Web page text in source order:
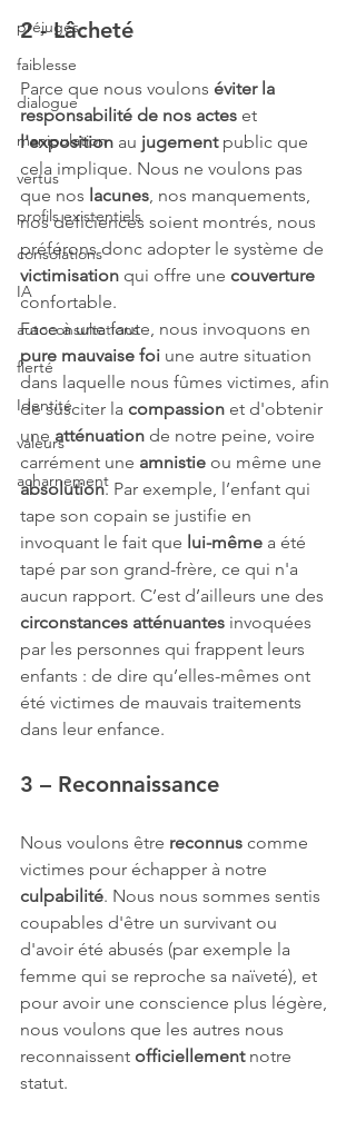
préjugés
faiblesse
dialogue
manipulation
vertus
profils existentiels
consolations
IA
autoconsultations
fierté
Identité
valeurs
acharnement
2 - Lâcheté
Parce que nous voulons éviter la
responsabilité de nos actes et
l'exposition au jugement public que
cela implique. Nous ne voulons pas
que nos lacunes, nos manquements,
nos déficiences soient montrés, nous
préférons donc adopter le système de
victimisation qui offre une couverture
confortable.
Face à une faute, nous invoquons en
pure mauvaise foi une autre situation
dans laquelle nous fûmes victimes, afin
de susciter la compassion et d'obtenir
une atténuation de notre peine, voire
carrément une amnistie ou même une
absolution. Par exemple, l’enfant qui
tape son copain se justifie en
invoquant le fait que lui-même a été
tapé par son grand-frère, ce qui n'a
aucun rapport. C’est d’ailleurs une des
circonstances atténuantes invoquées
par les personnes qui frappent leurs
enfants : de dire qu’elles-mêmes ont
été victimes de mauvais traitements
dans leur enfance.
3 – Reconnaissance
Nous voulons être reconnus comme
victimes pour échapper à notre
culpabilité. Nous nous sommes sentis
coupables d'être un survivant ou
d'avoir été abusés (par exemple la
femme qui se reproche sa naïveté), et
pour avoir une conscience plus légère,
nous voulons que les autres nous
reconnaissent officiellement notre
statut.